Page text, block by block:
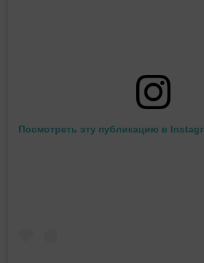
Посмотреть эту публикацию в